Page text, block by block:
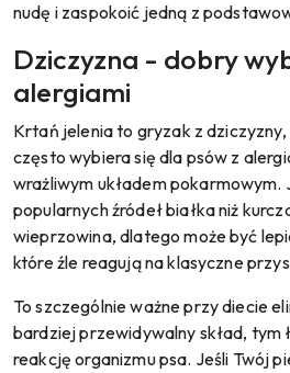
nudę i zaspokoić jedną z
Dziczyzna - dobry
alergiami
Krtań jelenia to gryzak z
często wybiera się dla psów z
wrażliwym układem pokarmowym.
popularnych źródeł białka niż
wieprzowina, dlatego może być
które źle reagują na klasyczne
To szczególnie ważne przy diecie
bardziej przewidywalny skład, tym
reakcję organizmu psa. Jeśli Twój